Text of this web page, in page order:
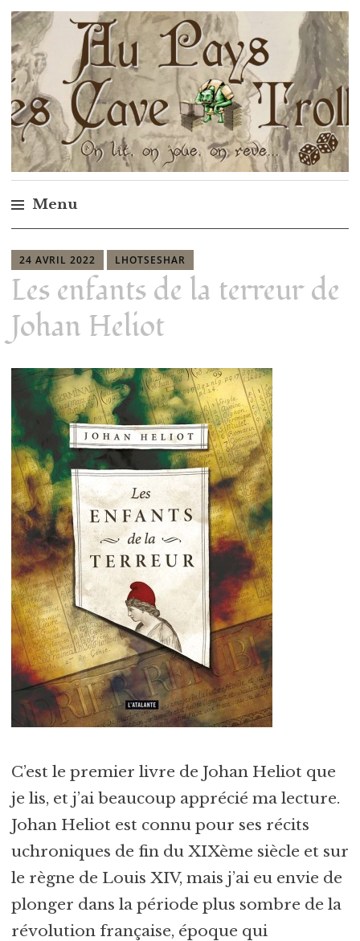
Au pays des cave trolls
Menu
24 AVRIL 2022 LHOTSESHAR
Les enfants de la terreur de
Johan Heliot
C’est le premier livre de Johan Heliot que
je lis, et j’ai beaucoup apprécié ma lecture.
Johan Heliot est connu pour ses récits
uchroniques de fin du XIXème siècle et sur
le règne de Louis XIV, mais j’ai eu envie de
plonger dans la période plus sombre de la
révolution française, époque qui